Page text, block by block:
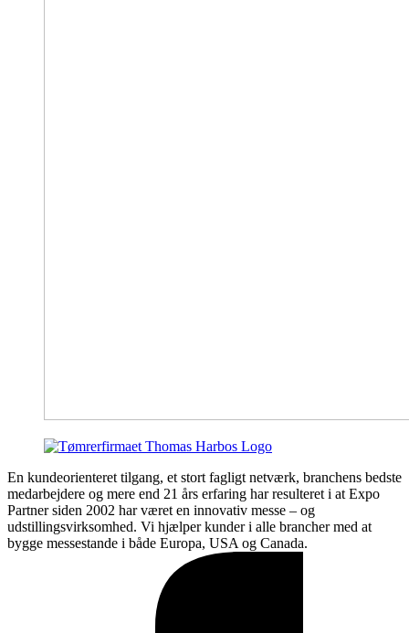
En kundeorienteret tilgang, et stort fagligt netværk, branchens bedste
medarbejdere og mere end 21 års erfaring har resulteret i at Expo
Partner siden 2002 har været en innovativ messe – og
udstillingsvirksomhed. Vi hjælper kunder i alle brancher med at
bygge messestande i både Europa, USA og Canada.